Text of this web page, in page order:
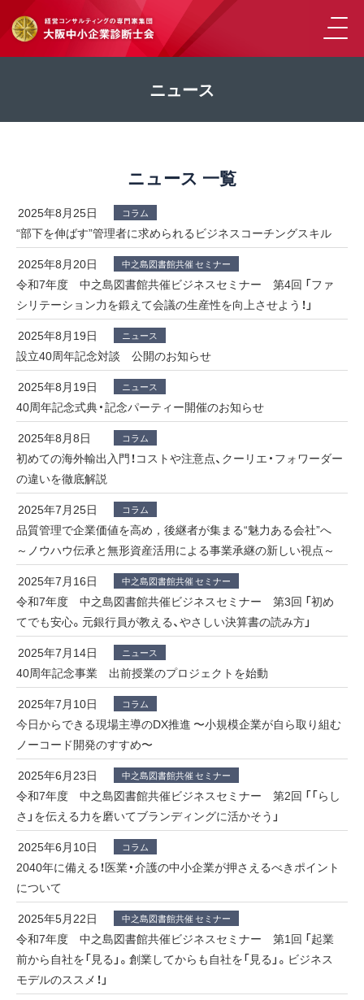
ニュース
ニュース 一覧
2025年8月25日 コラム
“部下を伸ばす”管理者に求められるビジネスコーチングスキル
2025年8月20日
中之島図書館共催 セミナー
令和7年度 中之島図書館共催ビジネスセミナー 第4回 「ファ
シリテーション力を鍛えて会議の生産性を向上させよう！」
2025年8月19日
ニュース
設立40周年記念対談 公開のお知らせ
2025年8月19日
ニュース
40周年記念式典・記念パーティー開催のお知らせ
2025年8月8日
コラム
初めての海外輸出入門！コストや注意点、クーリエ・フォワーダー
の違いを徹底解説
2025年7月25日
コラム
品質管理で企業価値を高め，後継者が集まる“魅力ある会社”へ
～ノウハウ伝承と無形資産活用による事業承継の新しい視点～
2025年7月16日
中之島図書館共催 セミナー
令和7年度 中之島図書館共催ビジネスセミナー 第3回 「初め
てでも安心。元銀行員が教える、やさしい決算書の読み方」
2025年7月14日
ニュース
40周年記念事業 出前授業のプロジェクトを始動
2025年7月10日
コラム
今日からできる現場主導のDX推進 〜小規模企業が自ら取り組む
ノーコード開発のすすめ〜
2025年6月23日
中之島図書館共催 セミナー
令和7年度 中之島図書館共催ビジネスセミナー 第2回 「「らし
さ」を伝える力を磨いてブランディングに活かそう」
2025年6月10日
コラム
2040年に備える！医業・介護の中小企業が押さえるべきポイント
について
2025年5月22日
中之島図書館共催 セミナー
令和7年度 中之島図書館共催ビジネスセミナー 第1回 「起業
前から自社を「見る」。創業してからも自社を「見る」。ビジネス
モデルのススメ！」